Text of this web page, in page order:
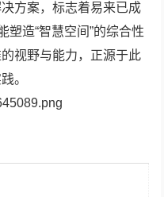
方案，标志着易来已成
塑造“智慧空间”的综合性
视野与能力，正源于此
。